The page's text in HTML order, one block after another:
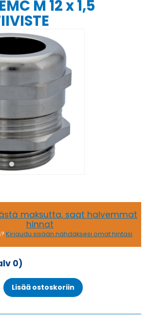
M 12 x 1,5
maksutta, saat halvemmat
hinnat
Kirjaudu sisään nähdäksesi omat hintasi
0)
Lisää ostoskoriin